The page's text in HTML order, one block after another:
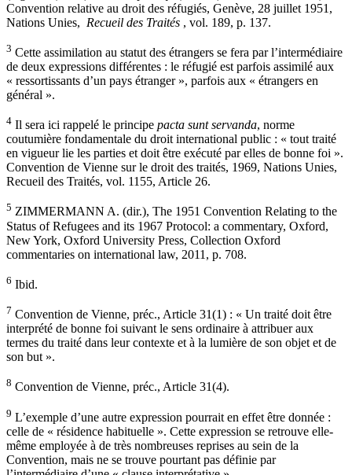
Convention relative au droit des réfugiés, Genève, 28 juillet 1951,
Nations Unies, Recueil des Traités , vol. 189, p. 137.
3 Cette assimilation au statut des étrangers se fera par l’intermédiaire
de deux expressions différentes : le réfugié est parfois assimilé aux
« ressortissants d’un pays étranger », parfois aux « étrangers en
général ».
4 Il sera ici rappelé le principe pacta sunt servanda, norme
coutumière fondamentale du droit international public : « tout traité
en vigueur lie les parties et doit être exécuté par elles de bonne foi ».
Convention de Vienne sur le droit des traités, 1969, Nations Unies,
Recueil des Traités, vol. 1155, Article 26.
5 ZIMMERMANN A. (dir.), The 1951 Convention Relating to the
Status of Refugees and its 1967 Protocol: a commentary, Oxford,
New York, Oxford University Press, Collection Oxford
commentaries on international law, 2011, p. 708.
6 Ibid.
7 Convention de Vienne, préc., Article 31(1) : « Un traité doit être
interprété de bonne foi suivant le sens ordinaire à attribuer aux
termes du traité dans leur contexte et à la lumière de son objet et de
son but ».
8 Convention de Vienne, préc., Article 31(4).
9 L’exemple d’une autre expression pourrait en effet être donnée :
celle de « résidence habituelle ». Cette expression se retrouve elle-
même employée à de très nombreuses reprises au sein de la
Convention, mais ne se trouve pourtant pas définie par